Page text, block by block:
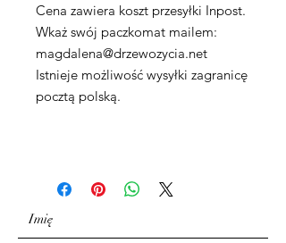
Cena zawiera koszt przesyłki Inpost.
Wkaż swój paczkomat mailem:
magdalena@drzewozycia.net
Istnieje możliwość wysyłki zagranicę
pocztą polską.